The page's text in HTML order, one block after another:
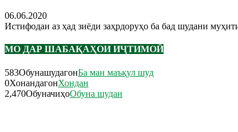
06.06.2020
Истифодаи аз ҳад зиёди заҳрдоруҳо ба бад шудани
МО ДАР ШАБАҚАҲОИ ИҶТИМОӢ
583ОбунашудагонБа ман маъқул шуд
0ХонандагонХондан
2,470ОбуначиҳоОбуна шудан